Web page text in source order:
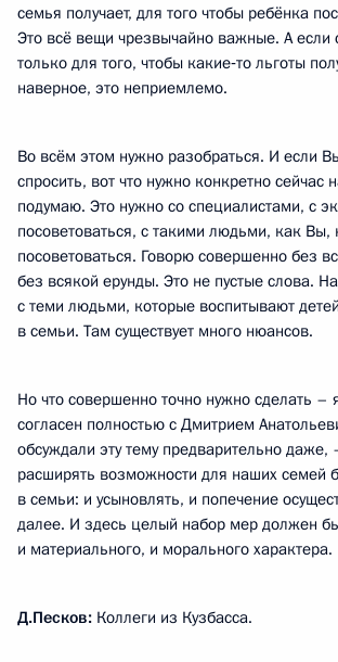
семья получает, для того чтобы ребёнка
Это всё вещи чрезвычайно важные. А если
только для того, чтобы какие‑то льготы
наверное, это неприемлемо.
Во всём этом нужно разобраться. И если
спросить, вот что нужно конкретно сейчас
подумаю. Это нужно со специалистами, с
посоветоваться, с такими людьми, как Вы,
посоветоваться. Говорю совершенно без
без всякой ерунды. Это не пустые слова.
с теми людьми, которые воспитывают
в семьи. Там существует много нюансов.
Но что совершенно точно нужно сделать –
согласен полностью с Дмитрием
обсуждали эту тему предварительно даже,
расширять возможности для наших семей
в семьи: и усыновлять, и попечение
далее. И здесь целый набор мер должен
и материального, и морального характера.
Д.Песков: Коллеги из Кузбасса.